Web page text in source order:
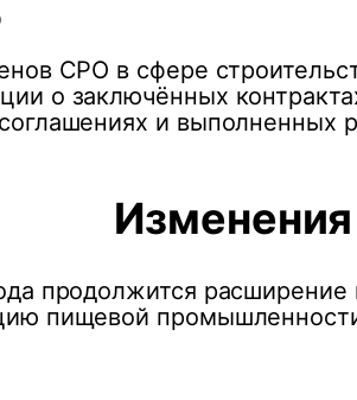
СРО в сфере
о заключённых
и выполненных
продолжится
пищевой